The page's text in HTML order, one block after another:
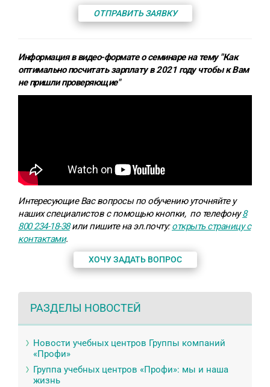
ОТПРАВИТЬ ЗАЯВКУ
Информация в видео-формате о семинаре на тему "Как
оптимально посчитать зарплату в 2021 году чтобы к Вам
не пришли проверяющие"
Интересующие Вас вопросы по обучению уточняйте у
наших специалистов с помощью кнопки, по телефону8
800 234-18-38или пишите на эл.почту:открыть страницу с
контактами.
ХОЧУ ЗАДАТЬ ВОПРОС
РАЗДЕЛЫ НОВОСТЕЙ
Новости учебных центров Группы компаний
«Профи»
Группа учебных центров «Профи»: мы и наша
жизнь